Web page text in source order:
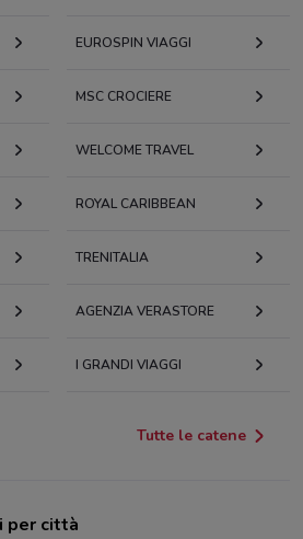
EUROSPIN VIAGGI
MSC CROCIERE
WELCOME TRAVEL
ROYAL CARIBBEAN
TRENITALIA
AGENZIA VERASTORE
I GRANDI VIAGGI
Tutte le catene
per città